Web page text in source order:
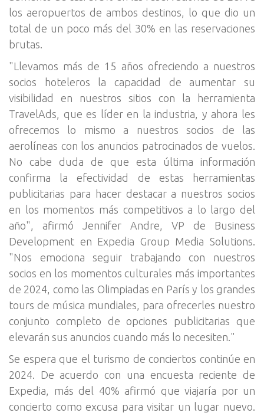
los aeropuertos de ambos destinos, lo que dio un
total de un poco más del 30% en las reservaciones
brutas.
"Llevamos más de 15 años ofreciendo a nuestros
socios hoteleros la capacidad de aumentar su
visibilidad en nuestros sitios con la herramienta
TravelAds, que es líder en la industria, y ahora les
ofrecemos lo mismo a nuestros socios de las
aerolíneas con los anuncios patrocinados de vuelos.
No cabe duda de que esta última información
confirma la efectividad de estas herramientas
publicitarias para hacer destacar a nuestros socios
en los momentos más competitivos a lo largo del
año", afirmó Jennifer Andre, VP de Business
Development en Expedia Group Media Solutions.
"Nos emociona seguir trabajando con nuestros
socios en los momentos culturales más importantes
de 2024, como las Olimpiadas en París y los grandes
tours de música mundiales, para ofrecerles nuestro
conjunto completo de opciones publicitarias que
elevarán sus anuncios cuando más lo necesiten."
Se espera que el turismo de conciertos continúe en
2024. De acuerdo con una encuesta reciente de
Expedia, más del 40% afirmó que viajaría por un
concierto como excusa para visitar un lugar nuevo.